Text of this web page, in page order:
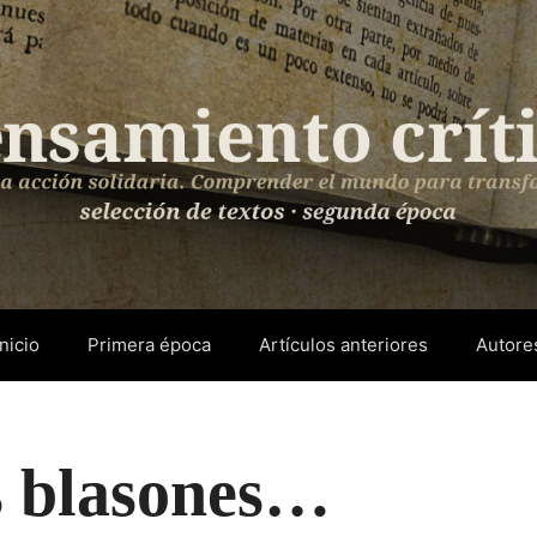
Primera época Artículos anteriores
blasones…